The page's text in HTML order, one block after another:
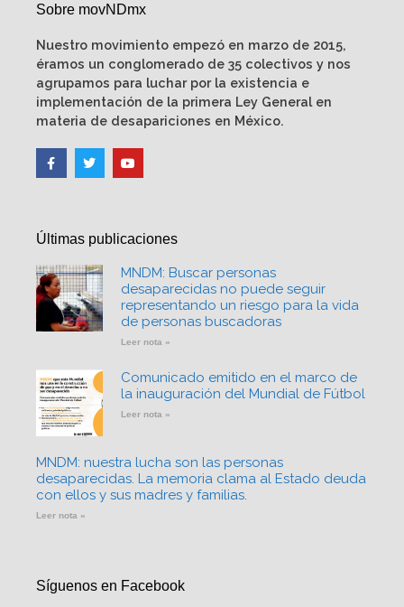
Sobre movNDmx
Nuestro movimiento empezó en marzo de 2015,
éramos un conglomerado de 35 colectivos y nos
agrupamos para luchar por la existencia e
implementación de la primera Ley General en
materia de desapariciones en México.
Últimas publicaciones
MNDM: Buscar personas
desaparecidas no puede seguir
representando un riesgo para la vida
de personas buscadoras
Leer nota »
Comunicado emitido en el marco de
la inauguración del Mundial de Fútbol
Leer nota »
MNDM: nuestra lucha son las personas
desaparecidas. La memoria clama al Estado deuda
con ellos y sus madres y familias.
Leer nota »
Síguenos en Facebook